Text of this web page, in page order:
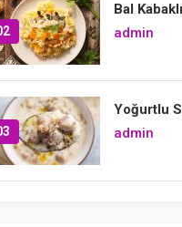
Bal
admin
Yoğurtlu
admin